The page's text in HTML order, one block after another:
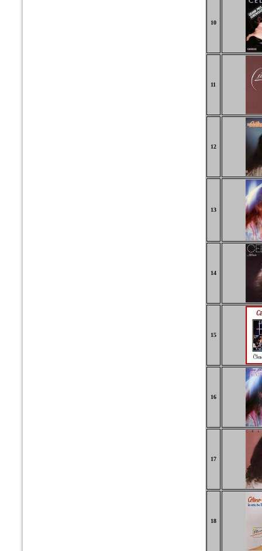
10
11
12
13
14
15
16
17
18